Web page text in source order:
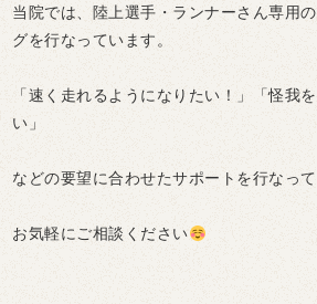
当院では、陸上選手・ランナーさん専用
グを行なっています。
「速く走れるようになりたい！」「怪我
い」
などの要望に合わせたサポートを行なって
お気軽にご相談ください